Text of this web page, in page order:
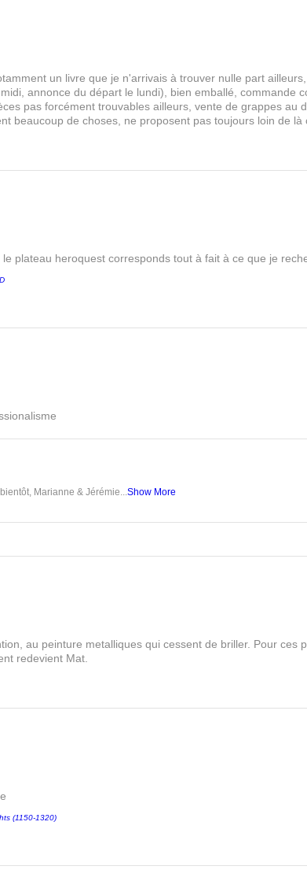
un livre que je n'arrivais à trouver nulle part
annonce du départ le lundi), bien emballé, commande
pas forcément trouvables ailleurs, vente de grappes
beaucoup de choses, ne proposent pas toujours loin de
plateau heroquest corresponds tout à fait à ce que je
Marianne & Jérémie...Show More
au peinture metalliques qui cessent de briller. Pour
redevient Mat.
(1150-1320)